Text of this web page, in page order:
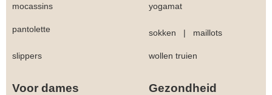
mocassins yogamat
pantolette sokken | maillots
slippers wollen truien
Voor dames Gezondheid